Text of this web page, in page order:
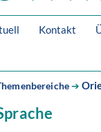
Kontakt
➔